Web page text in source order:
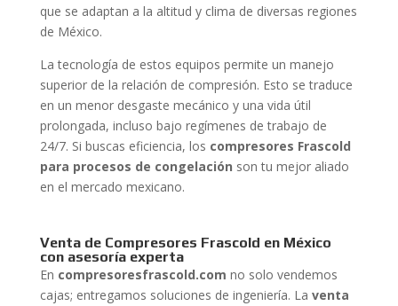
que se adaptan a la altitud y clima de diversas regiones
de México.
La tecnología de estos equipos permite un manejo
superior de la relación de compresión. Esto se traduce
en un menor desgaste mecánico y una vida útil
prolongada, incluso bajo regímenes de trabajo de
24/7. Si buscas eficiencia, los compresores Frascold
para procesos de congelación son tu mejor aliado
en el mercado mexicano.
Venta de Compresores Frascold en México
con asesoría experta
En compresoresfrascold.com no solo vendemos
cajas; entregamos soluciones de ingeniería. La venta